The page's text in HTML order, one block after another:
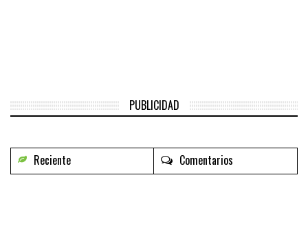
PUBLICIDAD
Reciente Comentarios